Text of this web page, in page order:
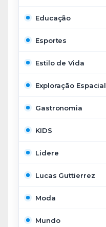
Educação
Esportes
Estilo de Vida
Exploração Espacial
Gastronomia
KIDS
Lidere
Lucas Guttierrez
Moda
Mundo